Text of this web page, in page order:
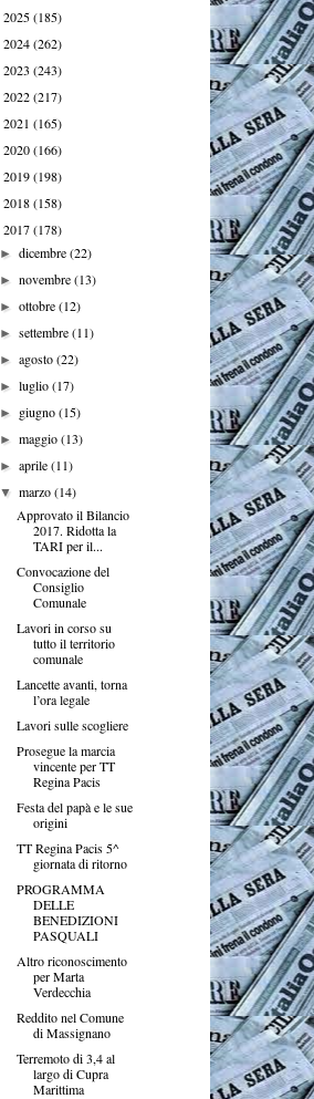
2025(185)
2024(262)
2023 (243)
2022(217)
2021 (165)
2020(166)
2019(198)
2018(158)
2017(178)
►dicembre(22)
►novembre(13)
►ottobre(12)
►settembre(11)
►agosto(22)
►luglio(17)
► giugno(15)
►maggio(13)
►aprile(11)
▼marzo(14)
Approvato il Bilancio
2017. Ridotta la
TARI per il...
Convocazione del
Consiglio
Comunale
Lavori in corso su
tutto il territorio
comunale
Lancette avanti, torna
l’ora legale
Lavori sulle scogliere
Prosegue la marcia
vincente per TT
Regina Pacis
Festa del papà e le sue
origini
TT Regina Pacis 5^
giornata di ritorno
PROGRAMMA
DELLE
BENEDIZIONI
PASQUALI
Altro riconoscimento
per Marta
Verdecchia
Reddito nel Comune
di Massignano
Terremoto di 3,4 al
largo di Cupra
Marittima